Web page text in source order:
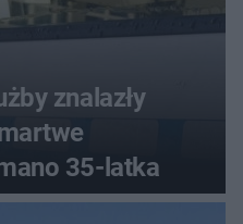
znalazły
35-latka